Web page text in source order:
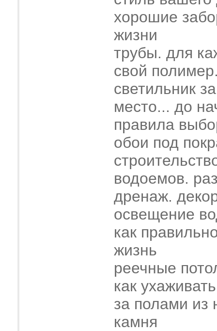
хорошие
жизни
трубы. для
свой
светильник
место... до
правила
обои под
водоемов.
дренаж.
освещение
как
жизнь
реечные
как
за полами из
камня